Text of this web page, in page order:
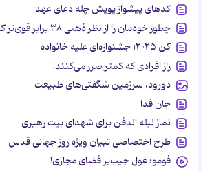
کدهای پیشواز پویش چله دعای عهد
چطور خودمان را از نظر ذهنی ۳۸ برابر قوی‌تر کنیم؟
کن ۲۰۲۵؛ جشنواره‌ای علیه خانواده
راز افرادی که کمتر ضرر می‌کنند!
دورود، سرزمین شگفتی‌های طبیعت
جان فدا
نماز لیله الدفن برای شهدای بیت رهبری
طرح اختصاصی تبیان ویژه روز جهانی قدس
فومو؛ غول جیب‌بر فضای مجازی!